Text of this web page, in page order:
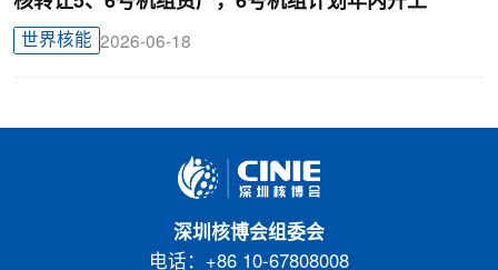
世界核能 2026-06-18
深圳核博会组委会
电话：+86 10-67808008